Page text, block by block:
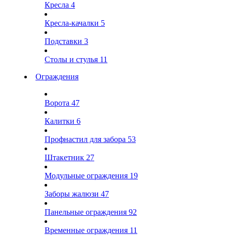
Кресла 4
Кресла-качалки 5
Подставки 3
Столы и стулья 11
Ограждения
Ворота 47
Калитки 6
Профнастил для забора 53
Штакетник 27
Модульные ограждения 19
Заборы жалюзи 47
Панельные ограждения 92
Временные ограждения 11